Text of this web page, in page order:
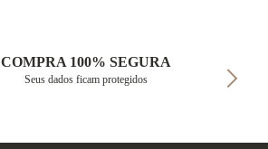
COMPRA 100% SEGURA
Seus dados ficam protegidos